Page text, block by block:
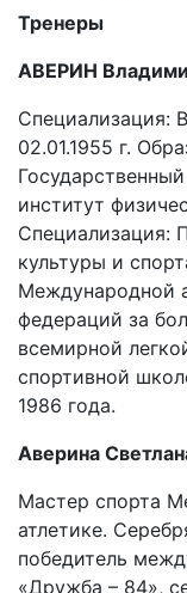
Тренеры
АВЕРИН
Специализация:
02.01.1955 г.
институт
Специализация:
культуры и
Международной
федераций за
всемирной
спортивной
1986 года.
Аверина
Мастер спорта
атлетике.
победитель
«Дружба – 84»,